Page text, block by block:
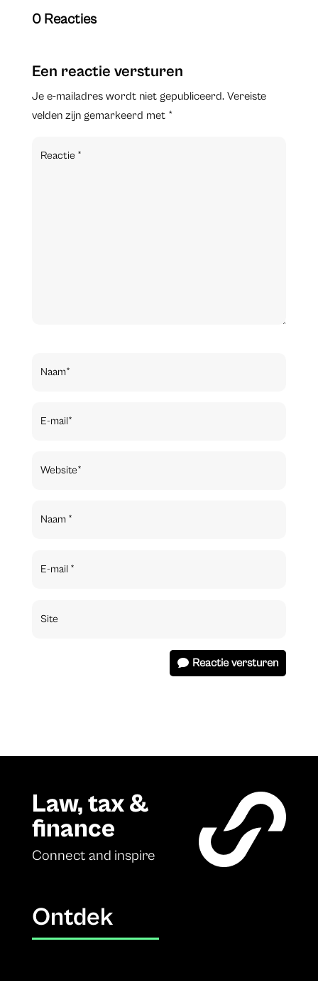
0 Reacties
Een reactie versturen
Je e-mailadres wordt niet gepubliceerd. Vereiste
velden zijn gemarkeerd met *
Reactie versturen
Law, tax &
finance
Connect and inspire
Ontdek